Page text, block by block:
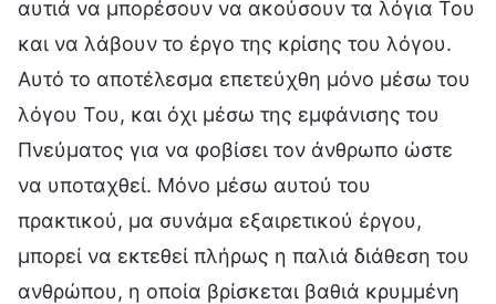
αυτιά να μπορέσουν να ακούσουν τα λόγια Του
και να λάβουν το έργο της κρίσης του λόγου.
Αυτό το αποτέλεσμα επετεύχθη μόνο μέσω του
λόγου Του, και όχι μέσω της εμφάνισης του
Πνεύματος για να φοβίσει τον άνθρωπο ώστε
να υποταχθεί. Μόνο μέσω αυτού του
πρακτικού, μα συνάμα εξαιρετικού έργου,
μπορεί να εκτεθεί πλήρως η παλιά διάθεση του
ανθρώπου, η οποία βρίσκεται βαθιά κρυμμένη